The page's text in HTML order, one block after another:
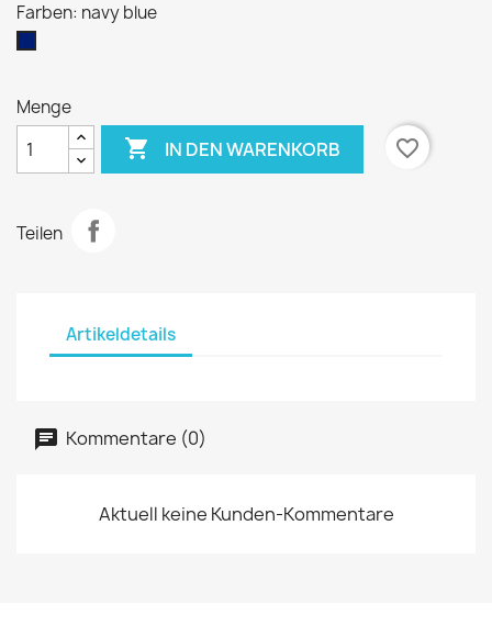
Farben: navy blue
Menge
 IN DEN WARENKORB favorite_border
Teilen
Artikeldetails
Kommentare (0)
Aktuell keine Kunden-Kommentare